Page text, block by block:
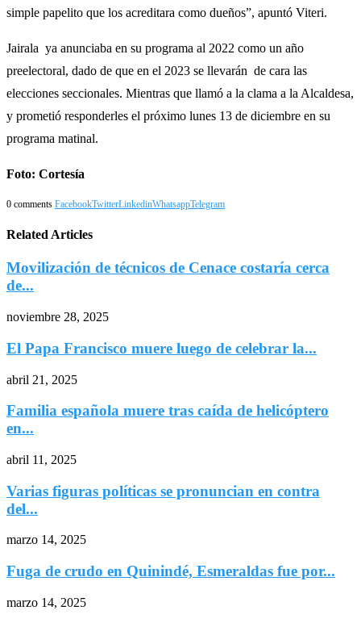
simple papelito que los acreditara como dueños”, apuntó Viteri.
Jairala ya anunciaba en su programa al 2022 como un año
preelectoral, dado de que en el 2023 se llevarán de cara las
elecciones seccionales. Mientras que llamó a la clama a la Alcaldesa,
y prometió responderles el próximo lunes 13 de diciembre en su
programa matinal.
Foto: Cortesía
0 comments FacebookTwitterLinkedinWhatsappTelegram
Related Articles
Movilización de técnicos de Cenace costaría cerca
de...
noviembre 28, 2025
El Papa Francisco muere luego de celebrar la...
abril 21, 2025
Familia española muere tras caída de helicóptero
en...
abril 11, 2025
Varias figuras políticas se pronuncian en contra
del...
marzo 14, 2025
Fuga de crudo en Quinindé, Esmeraldas fue por...
marzo 14, 2025